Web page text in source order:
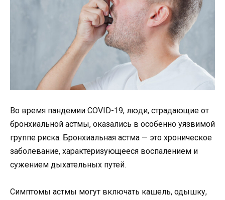
Во время пандемии COVID-19, люди, страдающие от
бронхиальной астмы, оказались в особенно уязвимой
группе риска. Бронхиальная астма — это хроническое
заболевание, характеризующееся воспалением и
сужением дыхательных путей.
Симптомы астмы могут включать кашель, одышку,